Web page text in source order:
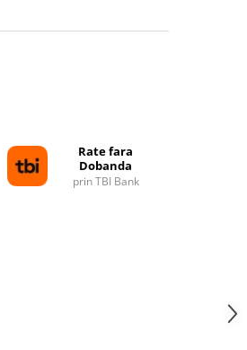
Rate fara
Dobanda
prin TBI Bank